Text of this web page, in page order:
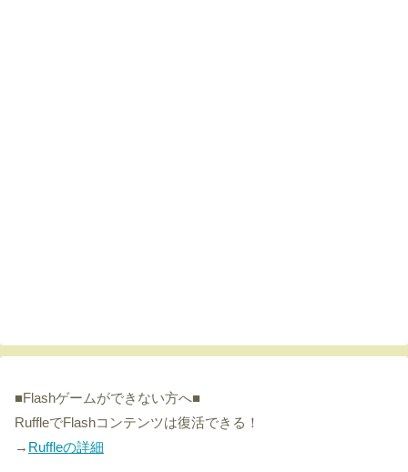
■Flashゲームができない方へ■
RuffleでFlashコンテンツは復活できる！
→ Ruffleの詳細